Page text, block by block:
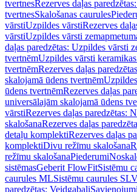
tvertnesRezerves daļas
tvertnesSkalošanas caurules
vārstiUzpildes vārstiRezerves
vārstiUzpildes vārsti
daļas paredzētas: Uzpildes vārsti
tvertnēmUzpildes vārsti
tvertnēmRezerves daļas
skalojamā ūdens tvertnēm
ūdens tvertnēmRezerves daļas
universālajām skalojamā ūdens
vārstiRezerves daļas paredzētas:
skalošanaRezerves daļas
detaļu komplektiRezerves daļas
komplektiDivu režīmu skalošana
režīmu skalošanaPiederumi
sistēmasGeberit FlowFitSistēmu
caurules MLSistēmu caurules SL
paredzētas: VeidgabaliSavienojumi